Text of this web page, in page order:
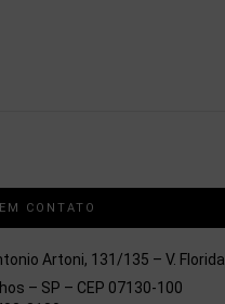
CONTATO
Artoni, 131/135 – V. Florida
– SP – CEP 07130-100